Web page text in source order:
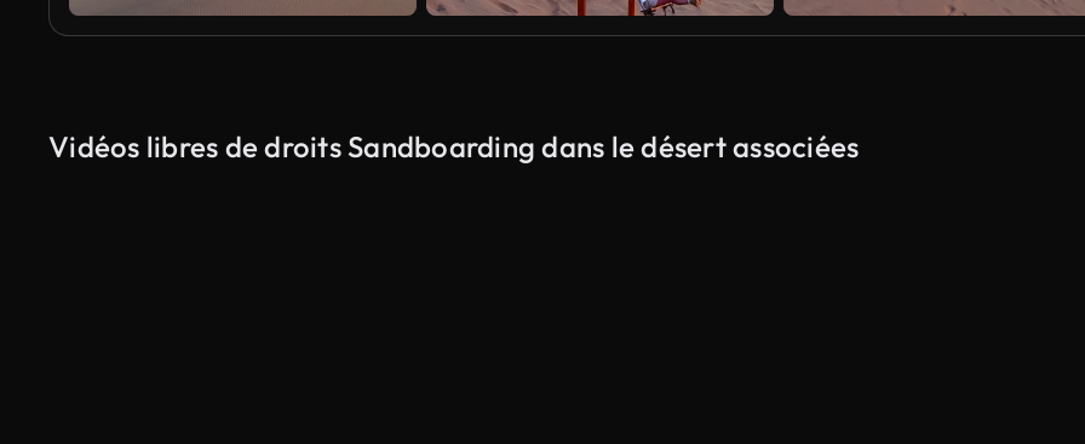
Vidéos libres de droits Sandboarding dans le désert associées